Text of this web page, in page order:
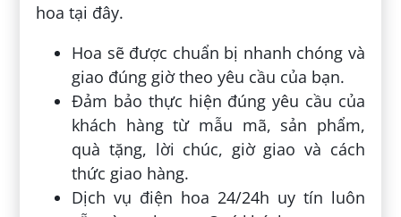
hoa tại đây.
Hoa sẽ được chuẩn bị nhanh chóng và
giao đúng giờ theo yêu cầu của bạn.
Đảm bảo thực hiện đúng yêu cầu của
khách hàng từ mẫu mã, sản phẩm,
quà tặng, lời chúc, giờ giao và cách
thức giao hàng.
Dịch vụ điện hoa 24/24h uy tín luôn